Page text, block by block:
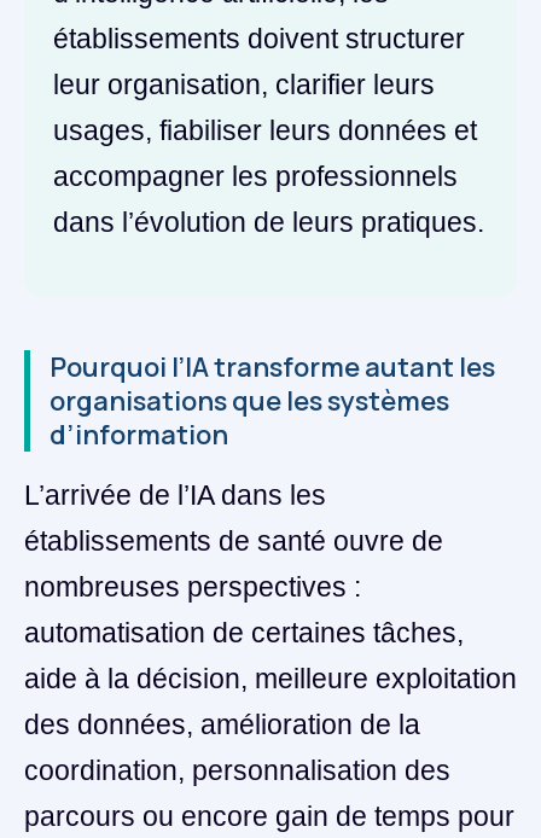
établissements doivent structurer
leur organisation, clarifier leurs
usages, fiabiliser leurs données et
accompagner les professionnels
dans l’évolution de leurs pratiques.
Pourquoi l’IA transforme autant les
organisations que les systèmes
d’information
L’arrivée de l’IA dans les
établissements de santé ouvre de
nombreuses perspectives :
automatisation de certaines tâches,
aide à la décision, meilleure exploitation
des données, amélioration de la
coordination, personnalisation des
parcours ou encore gain de temps pour